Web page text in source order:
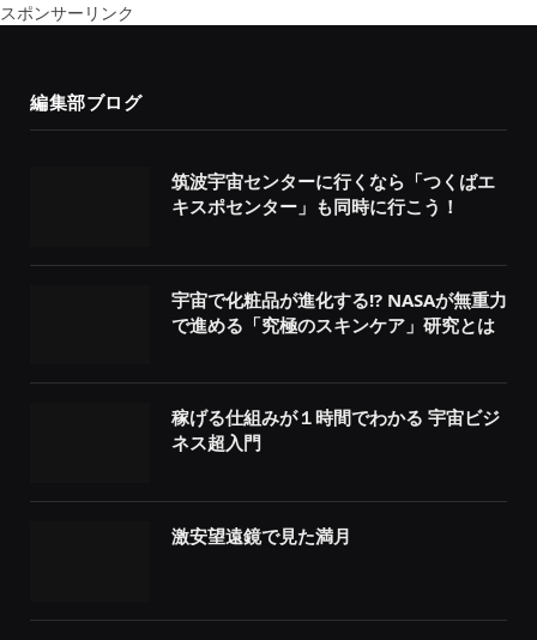
スポンサーリンク
編集部ブログ
筑波宇宙センターに行くなら「つくばエ
キスポセンター」も同時に行こう！
宇宙で化粧品が進化する!? NASAが無重力
で進める「究極のスキンケア」研究とは
稼げる仕組みが１時間でわかる 宇宙ビジ
ネス超入門
激安望遠鏡で見た満月